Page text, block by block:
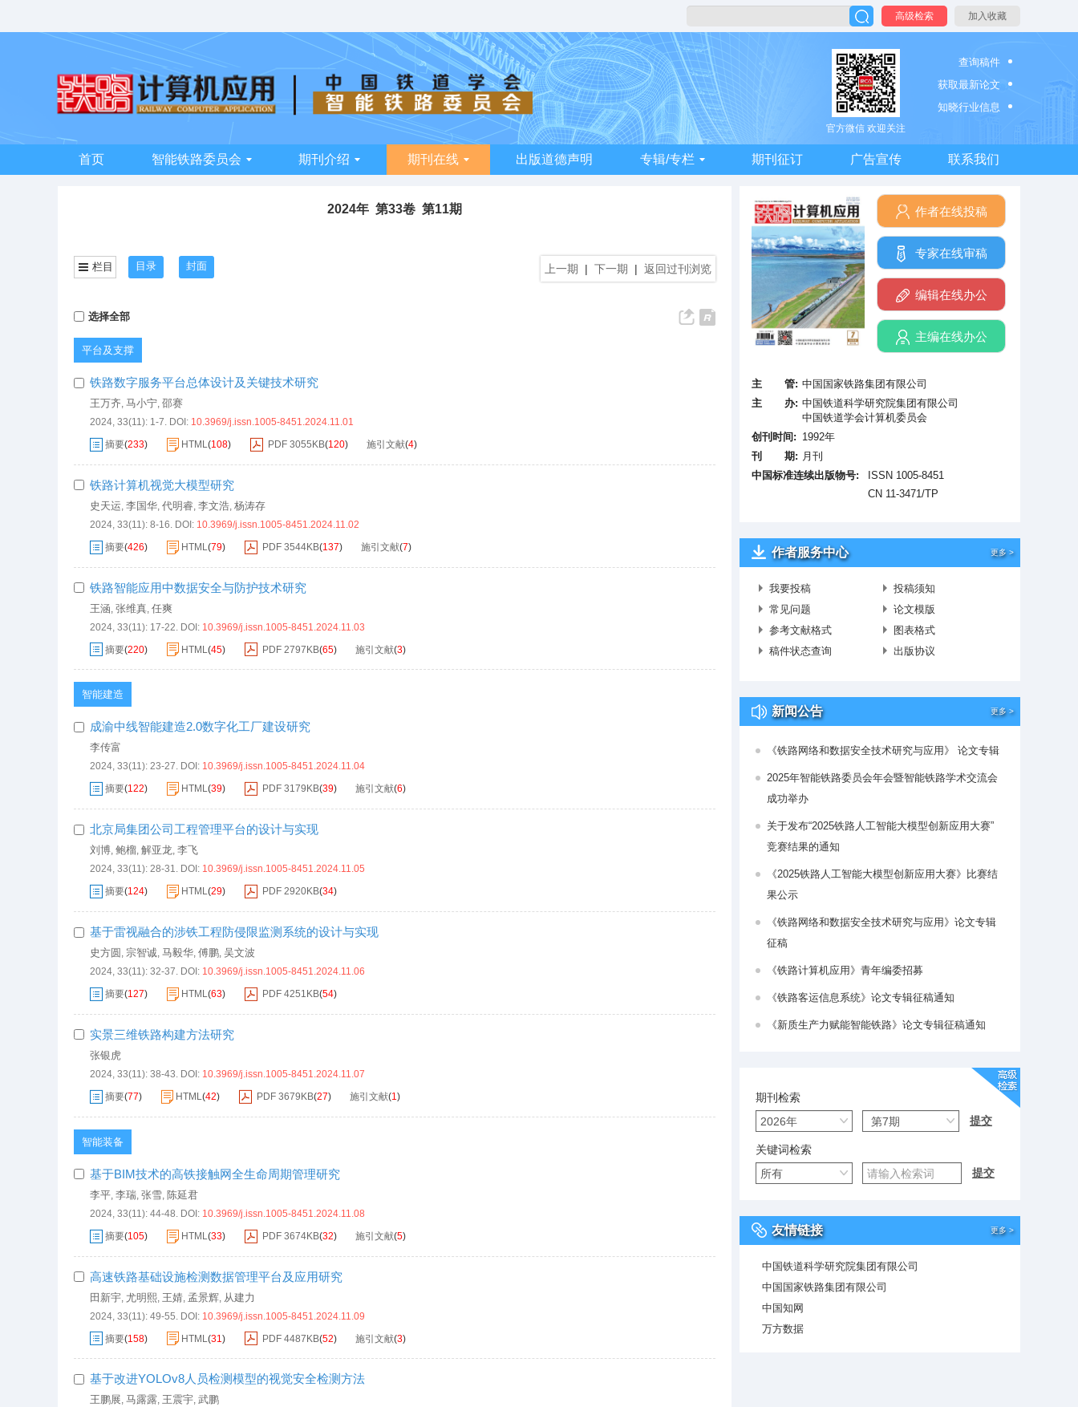
高级检索 加入收藏
查询稿件
获取最新论文
知晓行业信息
官方微信 欢迎关注
首页 智能铁路委员会 期刊介绍 期刊在线 出版道德声明 专辑/专栏 期刊征订 广告宣传 联系我们
2024年 第33卷 第11期
上一期 | 下一期 | 返回过刊浏览
栏目 目录 封面
选择全部
平台及支撑
铁路数字服务平台总体设计及关键技术研究
王万齐, 马小宁, 邵赛
2024, 33(11): 1-7. DOI: 10.3969/j.issn.1005-8451.2024.11.01
摘要(233) HTML(108) PDF 3055KB(120) 施引文献(4)
铁路计算机视觉大模型研究
史天运, 李国华, 代明睿, 李文浩, 杨涛存
2024, 33(11): 8-16. DOI: 10.3969/j.issn.1005-8451.2024.11.02
摘要(426) HTML(79) PDF 3544KB(137) 施引文献(7)
铁路智能应用中数据安全与防护技术研究
王涵 张维真 任爽
2024, 33(11): 17-22. DOI: 10.3969/j.issn.1005-8451.2024.11.03
摘要(220) HTML (45) PDF 2797KB(65) 施引文献(3)
智能建造
成渝中线智能建造2.0数字化工厂建设研究
李传富
2024, 33(11): 23-27. DOI: 10.3969/j.issn.1005-8451.2024.11.04
摘要(122) HTML(39) PDF 3179KB(39) 施引文献(6)
北京局集团公司工程管理平台的设计与实现
刘博, 鲍榴, 解亚龙, 李飞
2024, 33(11): 28-31. DOI: 10.3969/j.issn.1005-8451.2024.11.05
摘要(124) HTML(29) PDF 2920KB(34)
基于雷视融合的涉铁工程防侵限监测系统的设计与实现
史方圆 , 宗智诚, 马毅华, 傅鹏, 吴文波
2024, 33(11): 32-37. DOI: 10.3969/j.issn.1005-8451.2024.11.06
摘要(127) HTML(63) PDF 4251KB(54)
实景三维铁路构建方法研究
张银虎
2024, 33(11): 38-43. DOI: 10.3969/j.issn.1005-8451.2024.11.07
摘要(77) HTML(42) PDF 3679KB(27) 施引文献(1)
智能装备
基于BIM技术的高铁接触网全生命周期管理研究
李平 李瑞 张雪 陈延君
2024, 33(11): 44-48. DOI: 10.3969/j.issn.1005-8451.2024.11.08
摘要(105) HTML (33) PDF 3674KB(32) 施引文献(5)
高速铁路基础设施检测数据管理平台及应用研究
田新宇 尤明熙 王婧 孟景辉 从建力
2024, 33(11): 49-55. DOI: 10.3969/j.issn.1005-8451.2024.11.09
摘要(158) HTML (31 ) PDF 4487KB(52) 施引文献(3)
基于改进YOLOv8人员检测模型的视觉安全检测方法
王鹏展, 马露露, 王震宇, 武鹏
作者在线投稿
专家在线审稿
编辑在线办公
主编在线办公
主 管: 中国国家铁路集团有限公司
主 办: 中国铁道科学研究院集团有限公司
中国铁道学会计算机委员会
创刊时间: 1992年
刊 期: 月刊
中国标准连续出版物号:
ISSN 1005-8451
CN 11-3471/TP
作者服务中心 更多 >
我要投稿
投稿须知
常见问题
论文模版
参考文献格式
图表格式
稿件状态查询
出版协议
新闻公告 更多 >
《铁路网络和数据安全技术研究与应用》 论文专辑
2025年智能铁路委员会年会暨智能铁路学术交流会
成功举办
关于发布“2025铁路人工智能大模型创新应用大赛”
竞赛结果的通知
《2025铁路人工智能大模型创新应用大赛》比赛结
果公示
《铁路网络和数据安全技术研究与应用》论文专辑
征稿
《铁路计算机应用》青年编委招募
《铁路客运信息系统》论文专辑征稿通知
《新质生产力赋能智能铁路》论文专辑征稿通知
期刊检索
关键词检索
友情链接 更多 >
中国铁道科学研究院集团有限公司
中国国家铁路集团有限公司
中国知网
万方数据